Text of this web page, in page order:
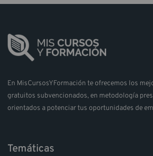
En MisCursosYFormación te ofrecemos los
gratuitos subvencionados, en metodología
orientados a potenciar tus oportunidades de
Temáticas